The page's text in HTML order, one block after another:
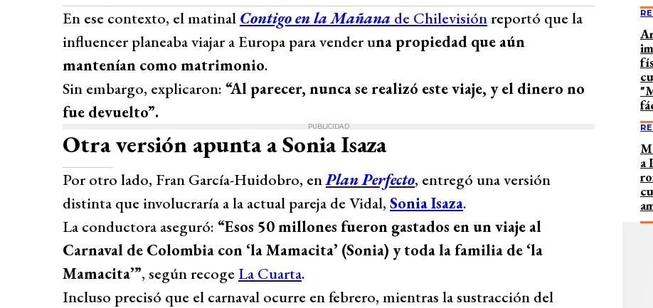
En ese contexto, el matinal Contigo en la Mañana de Chilevisiónreportó que la
influencer planeaba viajar a Europa para vender una propiedad que aún
mantenían como matrimonio.
Sin embargo, explicaron: “Al parecer, nunca se realizó este viaje, y el dinero no
fue devuelto”.
PUBLICIDAD
Otra versión apunta a Sonia Isaza
Por otro lado, Fran García-Huidobro, enPlan Perfecto, entregó una versión
distinta que involucraría a la actual pareja de Vidal, Sonia Isaza.
La conductora aseguró: “Esos 50 millones fueron gastados en un viaje al
Carnaval de Colombia con ‘la Mamacita’ (Sonia) y toda la familia de ‘la
Mamacita’”, según recoge La Cuarta.
Incluso precisó que el carnaval ocurre en febrero, mientras la sustracción del
a